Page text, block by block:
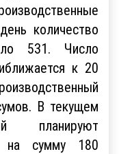
количество
531. Число
к 20
В текущем
планируют
на сумму 180